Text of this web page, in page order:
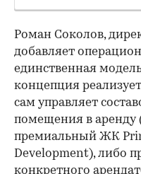
Роман Соколов,
добавляет
единственная
концепция
сам управляет
помещения в аренду
премиальный ЖК
Development), либо
конкретного